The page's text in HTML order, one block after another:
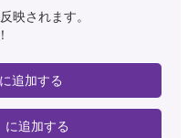
映されます。
追加する
に追加する